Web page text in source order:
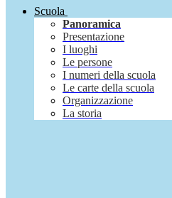
Scuola
Panoramica
Presentazione
I luoghi
Le persone
I numeri della scuola
Le carte della scuola
Organizzazione
La storia